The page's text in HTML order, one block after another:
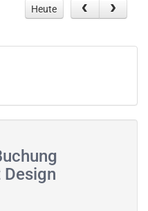
Heute